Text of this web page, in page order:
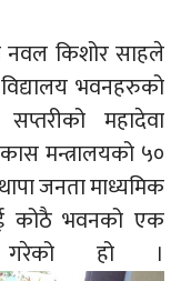
नवल किशोर साहले
भवनहरुको
महादेवा
मन्त्रालयको ५०
जनता माध्यमिक
कोठै भवनको एक
गरेको हो ।